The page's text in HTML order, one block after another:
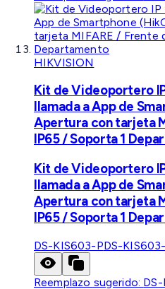
HIKVISION
Kit de Videoportero
llamada a App de
Apertura con tarjeta
IP65 / Soporta 1
Kit de Videoportero
llamada a App de
Apertura con tarjeta
IP65 / Soporta 1
DS-KIS603-PDS-
Reemplazo sugerido: